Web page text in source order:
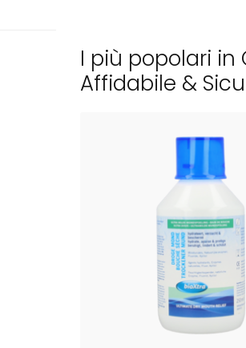
I più popolari in
Affidabile &